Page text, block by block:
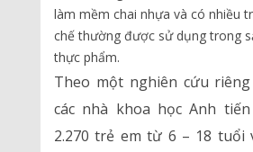
làm mềm chai nhựa và có nhiều
chế thường được sử dụng trong
thực phẩm.
Theo một nghiên cứu
các nhà khoa học Anh
2.270 trẻ em từ 6 – 18 tuổi